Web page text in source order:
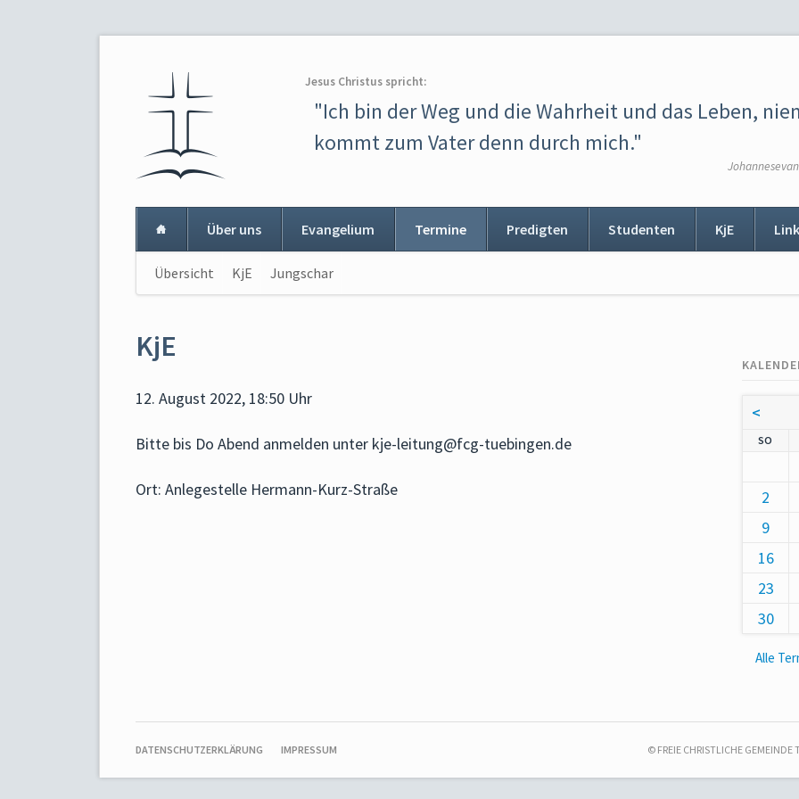
Jesus Christus spricht:
"Ich bin der Weg und die Wahrheit und das Leben,
kommt zum Vater denn durch mich."
Über uns Evangelium Termine Predigten Studenten KjE
Navigation
überspringen
Übersicht KjE Jungschar
KjE
12. August 2022, 18:50 Uhr
Bitte bis Do Abend anmelden unter kje-leitung@fcg-tuebingen.de
Ort: Anlegestelle Hermann-Kurz-Straße
<
SO
2
9
16
23
30
Alle
NAVIGATION
DATENSCHUTZERKLÄRUNG IMPRESSUM © FREIE CHRISTLICHE GEMEINDE